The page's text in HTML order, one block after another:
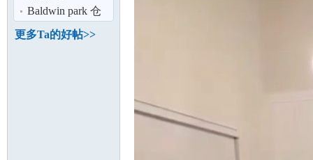
Chino Hills好景
豪宅仅售$132
Baldwin park 仓
库出租！
更多Ta的好帖>>